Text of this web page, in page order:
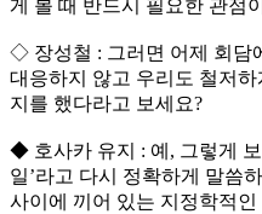
게 볼 때 반드시 필요한 관점
◇ 장성철 : 그러면 어제 회담
대응하지 않고 우리도 철저
지를 했다라고 보세요?
◆ 호사카 유지 : 예, 그렇게
일’라고 다시 정확하게 말씀
사이에 끼어 있는 지정학적